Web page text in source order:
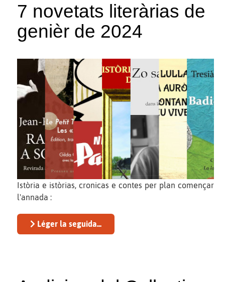
7 novetats literàrias de
genièr de 2024
Istòria e istòrias, cronicas e contes per plan començar
l'annada :
Léger la seguida...